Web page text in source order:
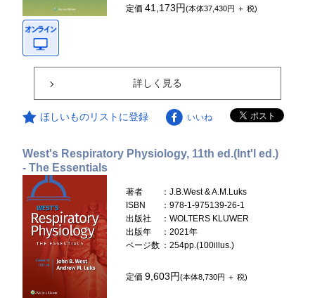
定価41,173円(本体37,430円 ＋ 税)
詳しく見る
ほしいものリストに登録 いいね
West's Respiratory Physiology, 11th ed.(Int'l ed.)
- The Essentials
著者
：J.B.West & A.M.Luks
ISBN
：978-1-975139-26-1
出版社
：WOLTERS KLUWER
出版年
：2021年
ページ数 ：254pp.(100illus.)
定価9,603円(本体8,730円 ＋ 税)